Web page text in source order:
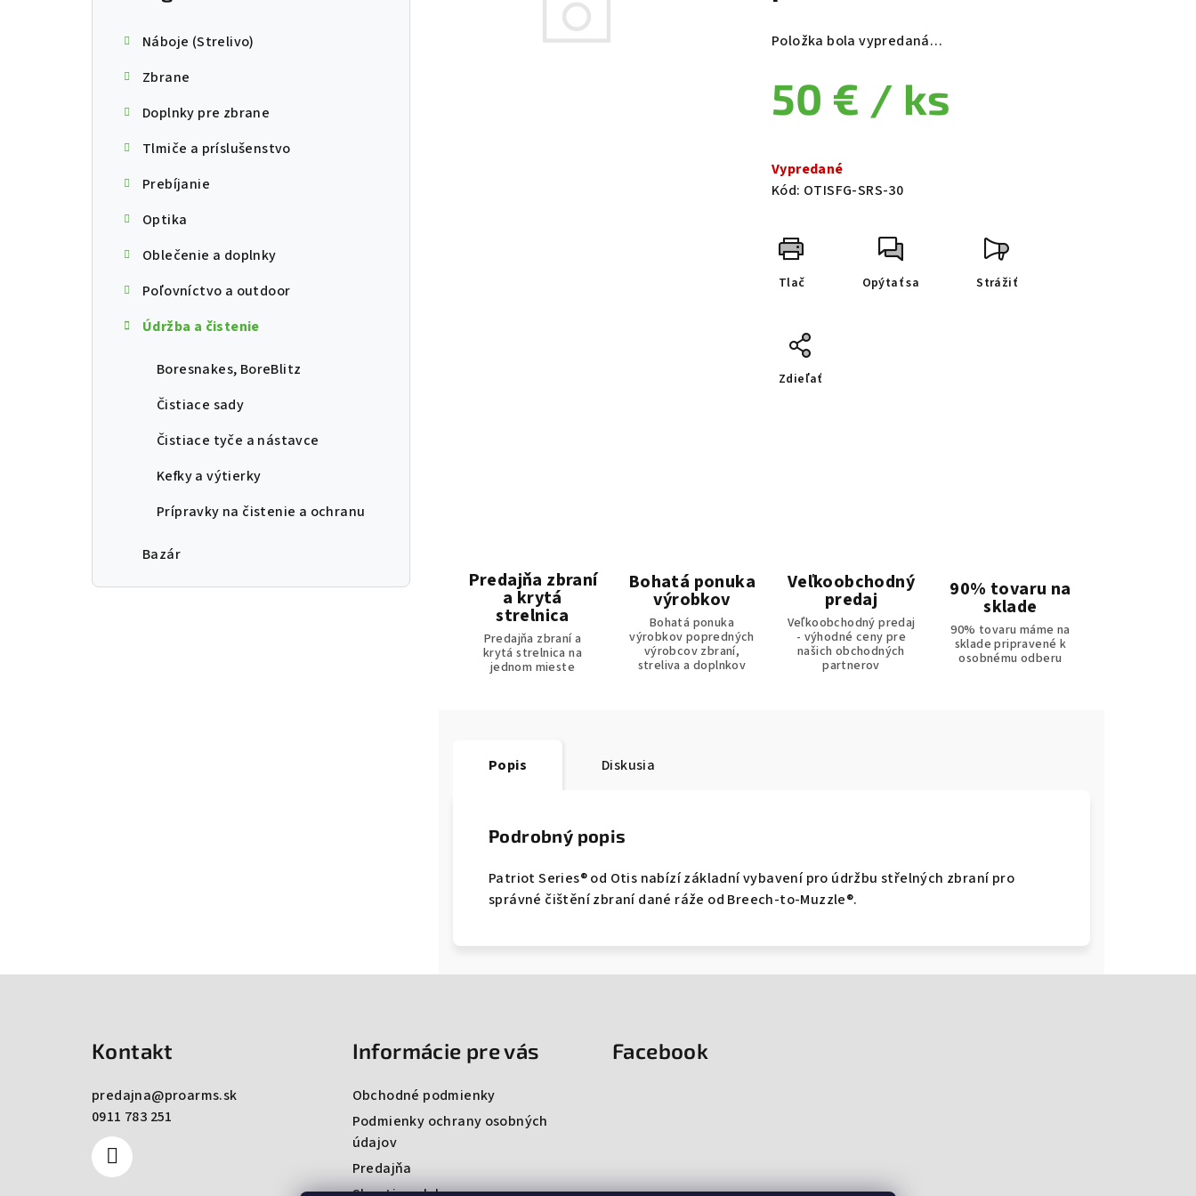
Náboje (Strelivo)
Zbrane
Doplnky pre zbrane
Tlmiče a príslušenstvo
Prebíjanie
Optika
Oblečenie a doplnky
Poľovníctvo a outdoor
Údržba a čistenie
Boresnakes, BoreBlitz
Čistiace sady
Čistiace tyče a nástavce
Kefky a výtierky
Prípravky na čistenie a ochranu
Bazár
Položka bola vypredaná…
50 € / ks
Vypredané
Kód: OTISFG-SRS-30
Tlač Opýtať sa Strážiť
Zdieľať
Predajňa zbraní
a krytá
strelnica
Predajňa zbraní a
krytá strelnica na
jednom mieste
Bohatá ponuka
výrobkov
Bohatá ponuka
výrobkov popredných
výrobcov zbraní,
streliva a doplnkov
Veľkoobchodný
predaj
Veľkoobchodný predaj
- výhodné ceny pre
našich obchodných
partnerov
90% tovaru na
sklade
90% tovaru máme na
sklade pripravené k
osobnému odberu
Popis Diskusia
Podrobný popis
Patriot Series® od Otis nabízí základní vybavení pro údržbu střelných zbraní pro
správné čištění zbraní dané ráže od Breech-to-Muzzle®.
Kontakt
predajna@proarms.sk
0911 783 251
Informácie pre vás
Obchodné podmienky
Podmienky ochrany osobných
údajov
Predajňa
Facebook